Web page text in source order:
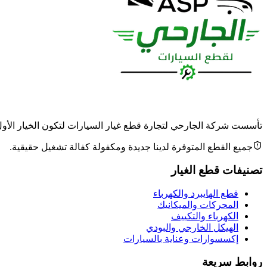
تأسست شركة الجارحي لتجارة قطع غيار السيارات لتكون الخيار الأول
جميع القطع المتوفرة لدينا جديدة ومكفولة كفالة تشغيل حقيقية.
تصنيفات قطع الغيار
قطع الهايبرد والكهرباء
المحركات والميكانيك
الكهرباء والتكييف
الهيكل الخارجي والبودي
إكسسوارات وعناية بالسيارات
روابط سريعة